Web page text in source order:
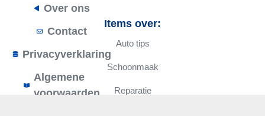
Over ons
Contact
Privacyverklaring
Algemene
voorwaarden
Items over:
Auto tips
Schoonmaak
Reparatie